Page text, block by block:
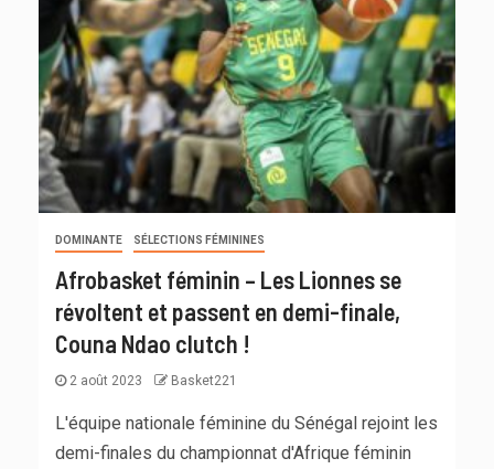
DOMINANTE SÉLECTIONS FÉMININES
Afrobasket féminin – Les Lionnes se
révoltent et passent en demi-finale,
Couna Ndao clutch !
2 août 2023 Basket221
L'équipe nationale féminine du Sénégal rejoint les
demi-finales du championnat d'Afrique féminin